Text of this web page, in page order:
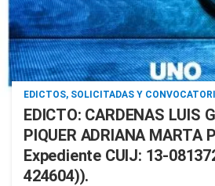
EDICTOS, SOLICITADAS Y
EDICTO: CARDENAS LUIS
PIQUER ADRIANA MARTA
Expediente CUIJ: 13-
424604)).